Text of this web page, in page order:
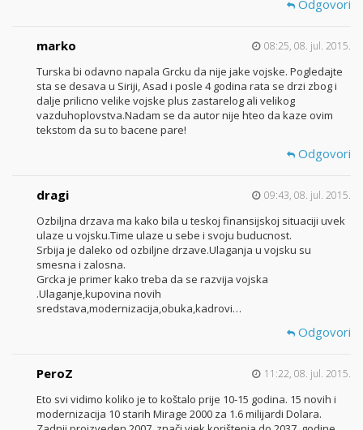
Odgovori
marko 08:25, 08. jul. 2015.
Turska bi odavno napala Grcku da nije jake vojske. Pogledajte
sta se desava u Siriji, Asad i posle 4 godina rata se drzi zbog i
dalje prilicno velike vojske plus zastarelog ali velikog
vazduhoplovstva.Nadam se da autor nije hteo da kaze ovim
tekstom da su to bacene pare!
Odgovori
dragi 09:43, 08. jul. 2015.
Ozbiljna drzava ma kako bila u teskoj finansijskoj situaciji uvek
ulaze u vojsku.Time ulaze u sebe i svoju buducnost.
Srbija je daleko od ozbiljne drzave.Ulaganja u vojsku su
smesna i zalosna.
Grcka je primer kako treba da se razvija vojska
.Ulaganje,kupovina novih
sredstava,modernizacija,obuka,kadrovi…
Odgovori
PeroZ 11:22, 08. jul. 2015.
Eto svi vidimo koliko je to koštalo prije 10-15 godina. 15 novih i
modernizacija 10 starih Mirage 2000 za 1.6 milijardi Dolara.